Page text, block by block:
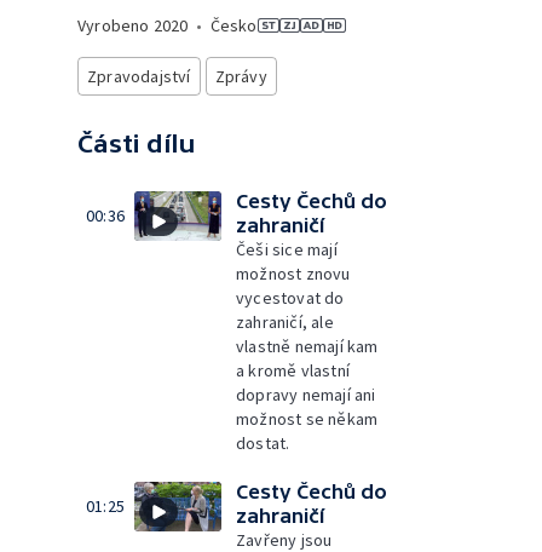
Vyrobeno 2020 • Česko
Zpravodajství Zprávy
Části dílu
00:36
Cesty Čechů do
zahraničí
Češi sice mají
možnost znovu
vycestovat do
zahraničí, ale
vlastně nemají kam
a kromě vlastní
dopravy nemají ani
možnost se někam
dostat.
01:25
Cesty Čechů do
zahraničí
Zavřeny jsou